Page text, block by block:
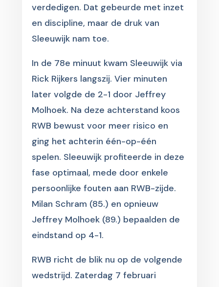
verdedigen. Dat gebeurde met inzet
en discipline, maar de druk van
Sleeuwijk nam toe.
In de 78e minuut kwam Sleeuwijk via
Rick Rijkers langszij. Vier minuten
later volgde de 2-1 door Jeffrey
Molhoek. Na deze achterstand koos
RWB bewust voor meer risico en
ging het achterin één-op-één
spelen. Sleeuwijk profiteerde in deze
fase optimaal, mede door enkele
persoonlijke fouten aan RWB-zijde.
Milan Schram (85.) en opnieuw
Jeffrey Molhoek (89.) bepaalden de
eindstand op 4-1.
RWB richt de blik nu op de volgende
wedstrijd. Zaterdag 7 februari